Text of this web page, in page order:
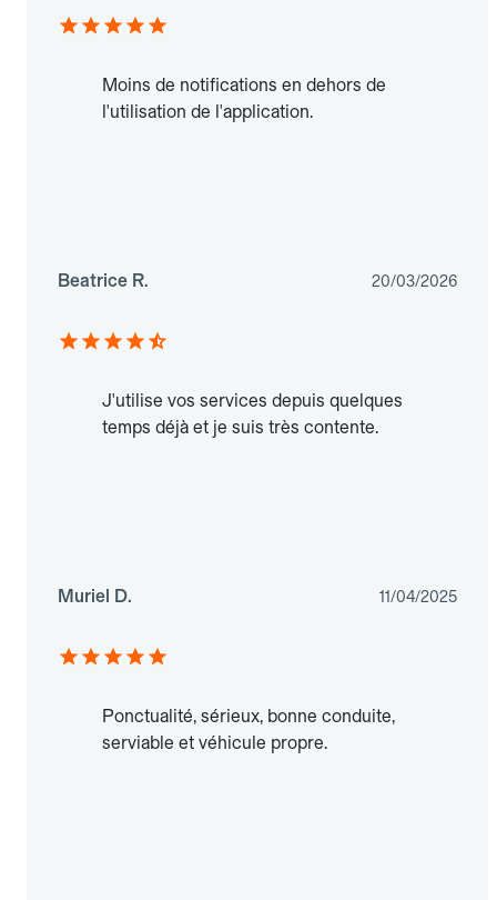
Moins de notifications en dehors de
l'utilisation de l'application.
Beatrice R. 20/03/2026
J'utilise vos services depuis quelques
temps déjà et je suis très contente.
Muriel D. 11/04/2025
Ponctualité, sérieux, bonne conduite,
serviable et véhicule propre.